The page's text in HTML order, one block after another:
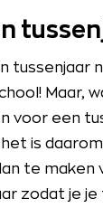
tussenjaar
Maar,
voor een
is
te maken
zodat je